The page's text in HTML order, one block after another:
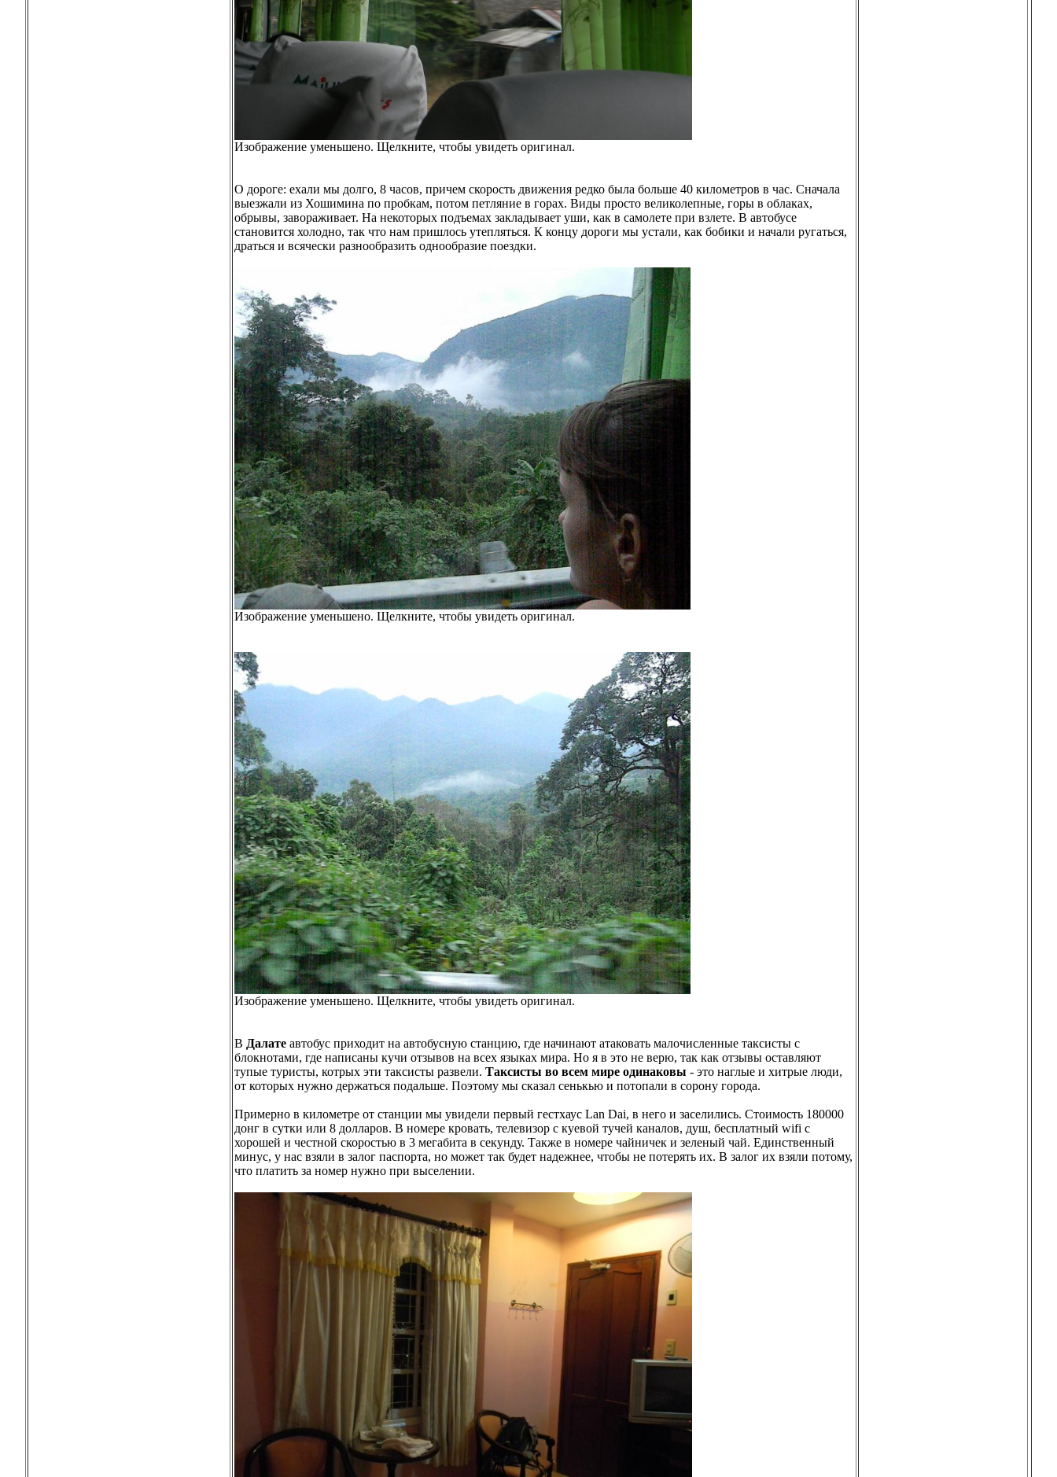
Изображение уменьшено. Щелкните, чтобы увидеть оригинал.
О дороге: ехали мы долго, 8 часов, причем скорость движения редко была больше 40 километров в час. Сначала
выезжали из Хошимина по пробкам, потом петляние в горах. Виды просто великолепные, горы в облаках,
обрывы, завораживает. На некоторых подъемах закладывает уши, как в самолете при взлете. В автобусе
становится холодно, так что нам пришлось утепляться. К концу дороги мы устали, как бобики и начали ругаться,
драться и всячески разнообразить однообразие поездки.
Изображение уменьшено. Щелкните, чтобы увидеть оригинал.
Изображение уменьшено. Щелкните, чтобы увидеть оригинал.
В Далате автобус приходит на автобусную станцию, где начинают атаковать малочисленные таксисты с
блокнотами, где написаны кучи отзывов на всех языках мира. Но я в это не верю, так как отзывы оставляют
тупые туристы, котрых эти таксисты развели. Таксисты во всем мире одинаковы - это наглые и хитрые люди,
от которых нужно держаться подальше. Поэтому мы сказал сенькью и потопали в сорону города.
Примерно в километре от станции мы увидели первый гестхаус Lan Dai, в него и заселились. Стоимость 180000
донг в сутки или 8 долларов. В номере кровать, телевизор с куевой тучей каналов, душ, бесплатный wifi с
хорошей и честной скоростью в 3 мегабита в секунду. Также в номере чайничек и зеленый чай. Единственный
минус, у нас взяли в залог паспорта, но может так будет надежнее, чтобы не потерять их. В залог их взяли потому,
что платить за номер нужно при выселении.